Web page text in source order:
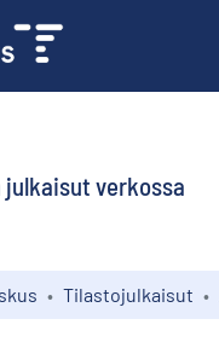
verkossa
Tilastojulkaisut